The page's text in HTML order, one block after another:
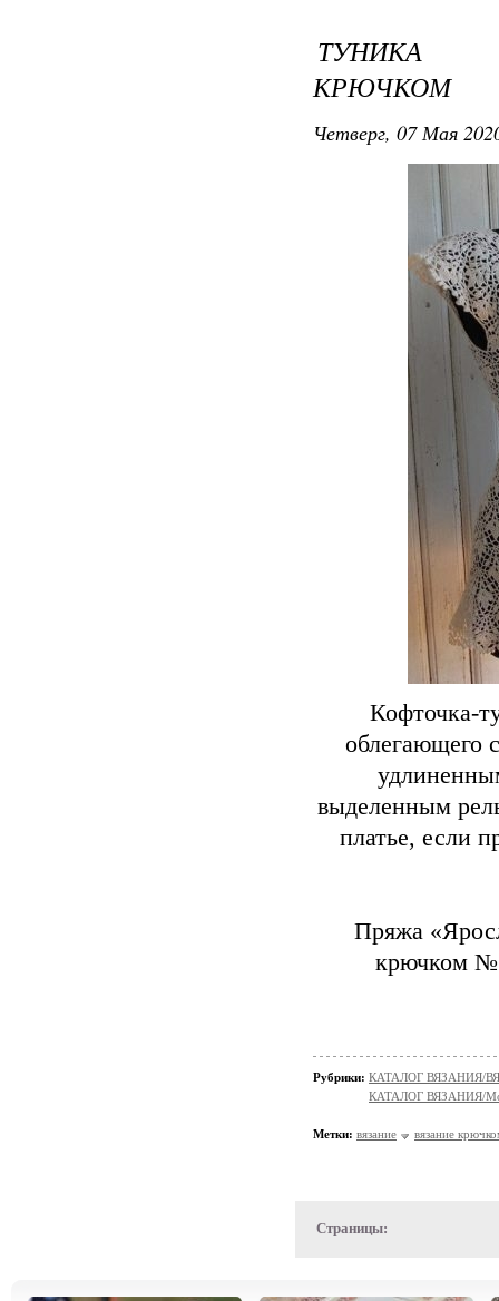
ТУНИКА
КРЮЧКОМ
Четверг, 07 Мая
Кофточка-
облегающего
выделенным
платье, если
Пряжа
крючком
Рубрики: КАТАЛОГ ВЯЗАНИЯ/
КАТАЛОГ ВЯЗАНИЯ/
Метки: вязание вязание
Страницы: